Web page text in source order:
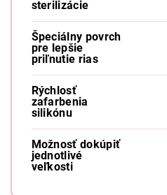
sterilizácie
Špeciálny povrch
pre lepšie
priľnutie rias
Rýchlosť
zafarbenia
silikónu
Možnosť dokúpiť
jednotlivé
veľkosti